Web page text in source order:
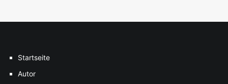
Startseite
Autor